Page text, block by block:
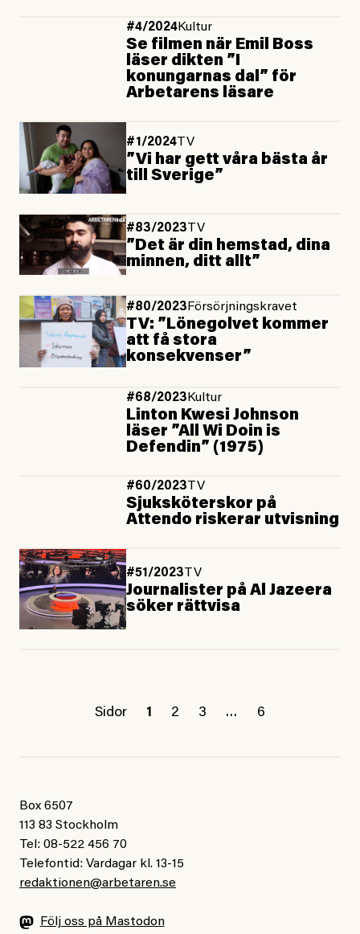
#4/2024Kultur
Se filmen när Emil Boss
läser dikten ”I
konungarnas dal” för
Arbetarens läsare
#1/2024TV
”Vi har gett våra bästa år
till Sverige”
#83/2023TV
”Det är din hemstad, dina
minnen, ditt allt”
#80/2023Försörjningskravet
TV: ”Lönegolvet kommer
att få stora
konsekvenser”
#68/2023 Kultur
Linton Kwesi Johnson
läser ”All Wi Doin is
Defendin” (1975)
#60/2023TV
Sjuksköterskor på
Attendo riskerar utvisning
#51/2023TV
Journalister på Al Jazeera
söker rättvisa
Sidor 1 2 3 … 6
Box 6507
113 83 Stockholm
Tel: 08-522 456 70
Telefontid: Vardagar kl. 13-15
redaktionen@arbetaren.se
Följ oss på Mastodon